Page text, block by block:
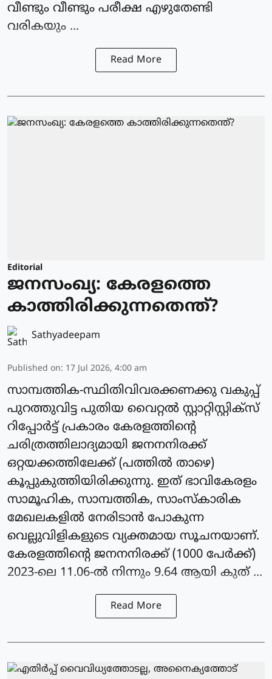
വീണ്ടും വീണ്ടും പരീക്ഷ എഴുതേണ്ടി
വരികയും ...
Read More
Editorial
ജനസംഖ്യ: കേരളത്തെ
കാത്തിരിക്കുന്നതെന്ത്?
Sathyadeepam
Published on: 17 Jul 2026, 4:00 am
സാമ്പത്തിക-സ്ഥിതിവിവരക്കണക്കു വകുപ്പ്
പുറത്തുവിട്ട പുതിയ വൈറ്റൽ സ്റ്റാറ്റിസ്റ്റിക്സ്
റിപ്പോർട്ട് പ്രകാരം കേരളത്തിന്റെ
ചരിത്രത്തിലാദ്യമായി ജനനനിരക്ക്
ഒറ്റയക്കത്തിലേക്ക് (പത്തിൽ താഴെ)
കൂപ്പുകുത്തിയിരിക്കുന്നു. ഇത് ഭാവികേരളം
സാമൂഹിക, സാമ്പത്തിക, സാംസ്കാരിക
മേഖലകളിൽ നേരിടാൻ പോകുന്ന
വെല്ലുവിളികളുടെ വ്യക്തമായ സൂചനയാണ്.
കേരളത്തിന്റെ ജനനനിരക്ക് (1000 പേർക്ക്)
2023-ലെ 11.06-ൽ നിന്നും 9.64 ആയി കുത് ...
Read More